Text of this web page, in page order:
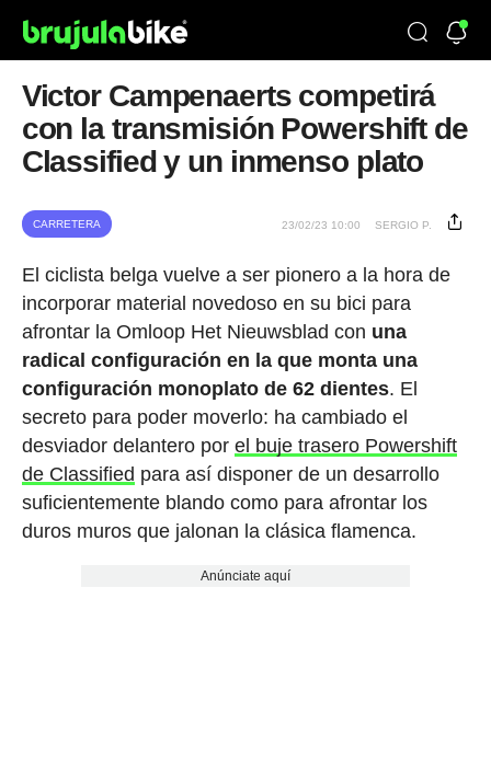
Victor Campenaerts competirá
con la transmisión Powershift de
Classified y un inmenso plato
CARRETERA 23/02/23 10:00 SERGIO P.
El ciclista belga vuelve a ser pionero a la hora de
incorporar material novedoso en su bici para
afrontar la Omloop Het Nieuwsblad con una
radical configuración en la que monta una
configuración monoplato de 62 dientes. El
secreto para poder moverlo: ha cambiado el
desviador delantero por el buje trasero Powershift
de Classified para así disponer de un desarrollo
suficientemente blando como para afrontar los
duros muros que jalonan la clásica flamenca.
Anúnciate aquí